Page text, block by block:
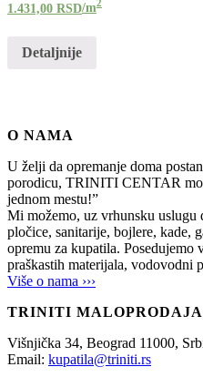
1.431,00 RSD/m2
Detaljnije
O NAMA
U želji da opremanje doma
porodicu, TRINITI CENTAR
jednom mestu!”
Mi možemo, uz vrhunsku uslugu
pločice, sanitarije, bojlere, kade,
opremu za kupatila. Posedujemo
praškastih materijala, vodovodni
Više o nama ›››
TRINITI MALOPRODAJA
Višnjička 34, Beograd 11000,
Email: kupatila@triniti.rs